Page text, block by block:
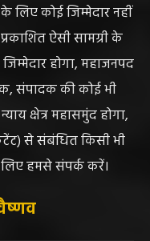
लिए कोई जिम्मेदार नहीं
ऐसी सामग्री के
होगा, महाजनपद
संपादक की कोई भी
क्षेत्र महासमुंद होगा,
से संबंधित किसी भी
हमसे संपर्क करें।